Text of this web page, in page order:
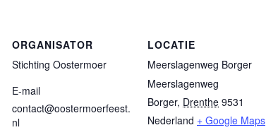
ORGANISATOR
Stichting Oostermoer
E-mail
contact@oostermoerfeest.
nl
LOCATIE
Meerslagenweg Borger
Meerslagenweg
Borger, Drenthe 9531
Nederland + Google Maps